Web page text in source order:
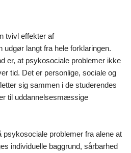
tvivl effekter af
udgør langt fra hele forklaringen.
er, at psykosociale problemer ikke
tid. Det er personlige, sociale og
sig sammen i de studerendes
til uddannelsesmæssige
psykosociale problemer fra alene at
individuelle baggrund, sårbarhed